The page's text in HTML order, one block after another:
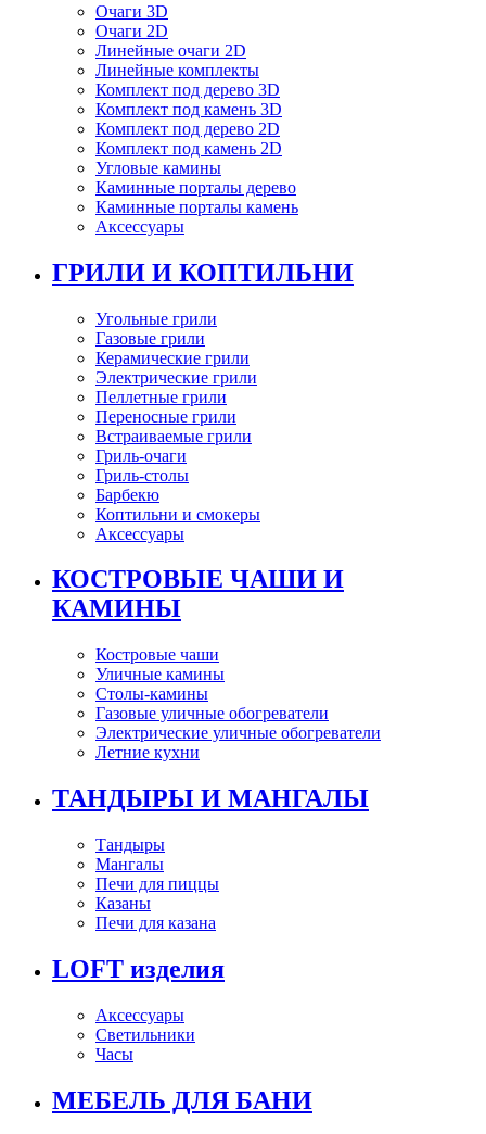
Очаги 3D
Очаги 2D
Линейные очаги 2D
Линейные комплекты
Комплект под дерево 3D
Комплект под камень 3D
Комплект под дерево 2D
Комплект под камень 2D
Угловые камины
Каминные порталы дерево
Каминные порталы камень
Аксессуары
ГРИЛИ И КОПТИЛЬНИ
Угольные грили
Газовые грили
Керамические грили
Электрические грили
Пеллетные грили
Переносные грили
Встраиваемые грили
Гриль-очаги
Гриль-столы
Барбекю
Коптильни и смокеры
Аксессуары
КОСТРОВЫЕ ЧАШИ И
КАМИНЫ
Костровые чаши
Уличные камины
Столы-камины
Газовые уличные обогреватели
Электрические уличные обогреватели
Летние кухни
ТАНДЫРЫ И МАНГАЛЫ
Тандыры
Мангалы
Печи для пиццы
Казаны
Печи для казана
LOFT изделия
Аксессуары
Светильники
Часы
МЕБЕЛЬ ДЛЯ БАНИ